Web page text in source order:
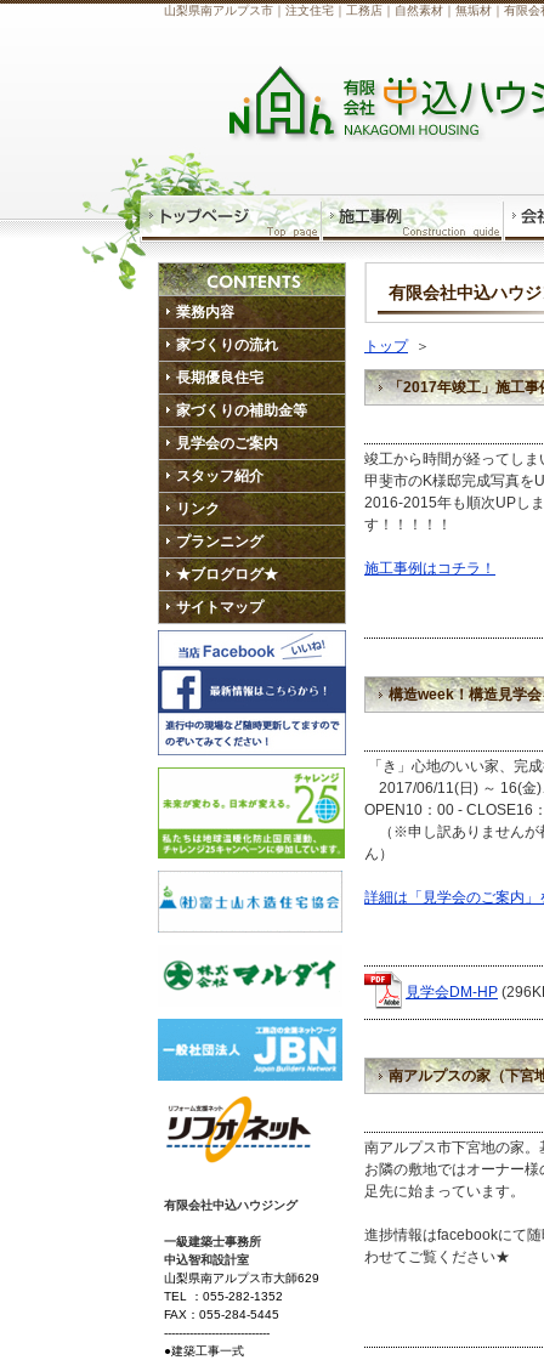
山梨県南アルプス市｜注文住宅｜工務店｜自然素材｜無垢材｜有限
業務内容
家づくりの流れ
長期優良住宅
家づくりの補助金等
見学会のご案内
スタッフ紹介
リンク
プランニング
★ブログログ★
サイトマップ
有限会社中込ハウジング
一級建築士事務所
中込智和設計室
山梨県南アルプス市大師629
TEL ：055-282-1352
FAX：055-284-5445
-----------------------------
●建築工事一式
有限会社中込ハウ
トップ ＞
「2017年竣工」施工
竣工から時間が経ってし
甲斐市のK様邸完成写真を
2016-2015年も順次UPし
す！！！！！
施工事例はコチラ！
構造week！構造見学
「き」心地のいい家、完
2017/06/11(日) ～ 16(金)
OPEN10：00 - CLOSE16
（※申し訳ありませんが
ん）
詳細は「見学会のご案内」
見学会DM-HP
南アルプスの家（下宮
南アルプス市下宮地の家
お隣の敷地ではオーナー
足先に始まっています。
進捗情報はfacebookにて
わせてご覧ください★